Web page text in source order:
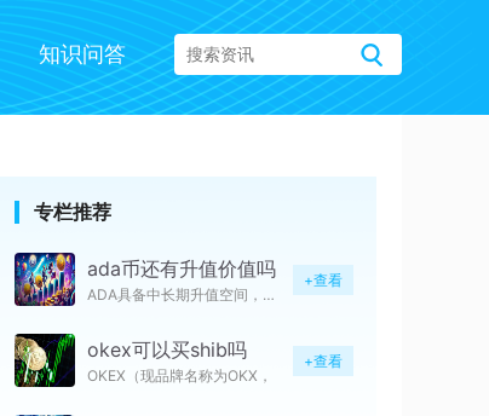
知识问答
专栏推荐
ada币还有升值价值吗
ADA具备中长期升值空间，但短
+查看
okex可以买shib吗
OKEX（现品牌名称为OKX，
+查看